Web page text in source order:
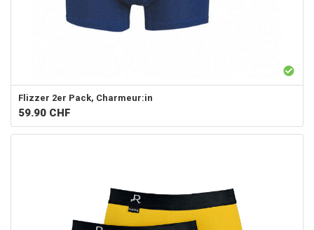
Flizzer 2er Pack, Charmeur:in
59.90 CHF